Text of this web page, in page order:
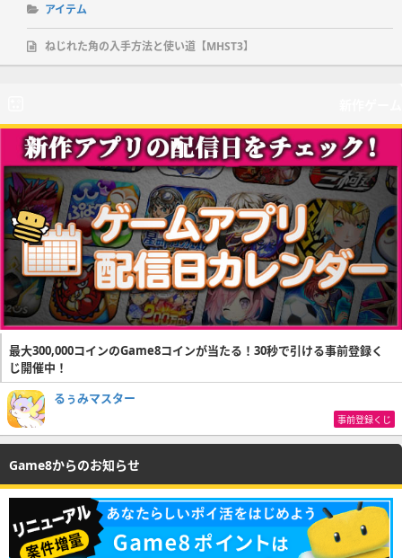
アイテム
ねじれた角の入手方法と使い道【MHST3】
最大300,000コインのGame8コインが当たる！30秒で引ける事前登録く
じ開催中！
るぅみマスター
事前登録くじ
Game8からのお知らせ